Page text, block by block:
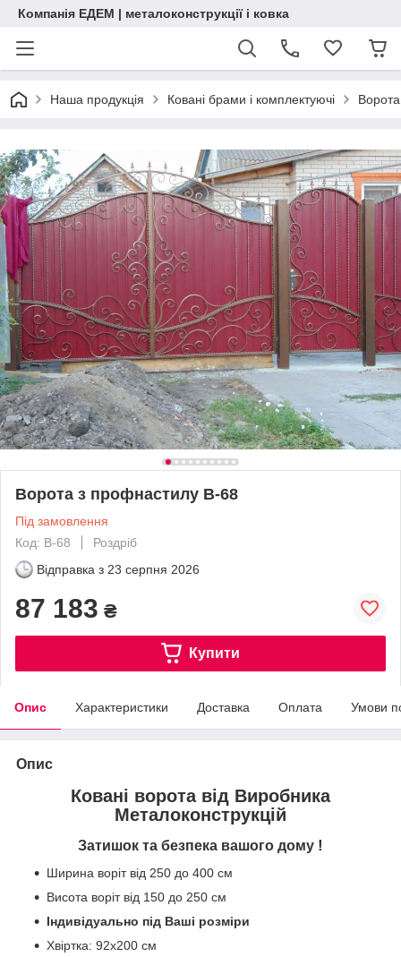
Компанія ЕДЕМ | металоконструкції і ковка
Наша продукція Ковані брами і комплектуючі
Ворота з профнастилу В-68
Під замовлення
Код: В-68
Роздріб
Відправка з 23 серпня 2026
87 183 ₴
Купити
Опис Характеристики Доставка Оплата Умови
Опис
Ковані ворота від Виробника
Металоконструкцій
Затишок та безпека вашого дому !
Ширина воріт від 250 до 400 см
Висота воріт від 150 до 250 см
Індивідуально під Ваші розміри
Хвіртка: 92х200 см